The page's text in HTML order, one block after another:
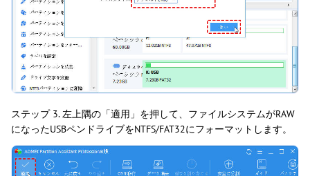
ステップ 3. 左上隅の「適用」を押して、ファイルシステムがRAW
になったUSBペンドライブをNTFS/FAT32にフォーマットします。